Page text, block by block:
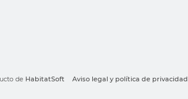
de HabitatSoft Aviso legal y política de privacidad